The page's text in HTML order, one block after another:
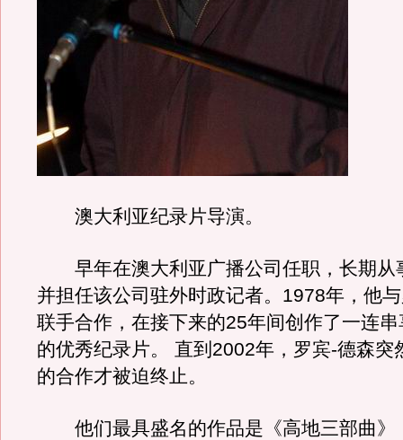
澳大利亚纪录片导演。
早年在澳大利亚广播公司任职，长期从
并担任该公司驻外时政记者。1978年，他
联手合作，在接下来的25年间创作了一连
的优秀纪录片。 直到2002年，罗宾-德森突
的合作才被迫终止。
他们最具盛名的作品是《高地三部曲》